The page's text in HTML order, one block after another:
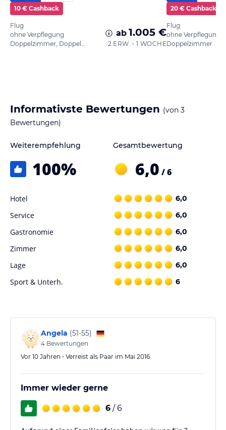
10 € Cashback
Flug
ohne Verpflegung
ab 1.005 €
2 ERW. • 1 WOCHE
20 € Cashback
Flug
ohne Verpflegung
Doppelzimmer
Informativste Bewertungen (von 3
Bewertungen)
Weiterempfehlung
100%
Gesamtbewertung
6,0 / 6
Hotel 6,0
Service 6,0
Gastronomie 6,0
Zimmer 6,0
Lage 6,0
Sport & Unterh. 6
Angela (51-55)
4 Bewertungen
Vor 10 Jahren • Verreist als Paar im Mai 2016
Immer wieder gerne
6 / 6